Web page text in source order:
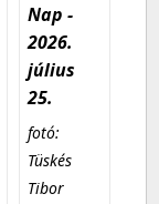
Nap -
2026.
július
25.
fotó:
Tüskés
Tibor